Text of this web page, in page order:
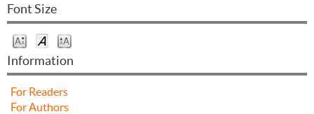
Font Size
Information
For Readers
For Authors